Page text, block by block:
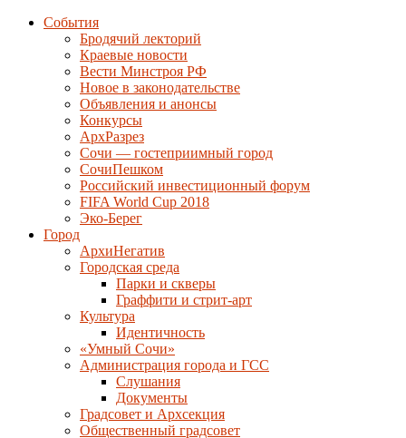
События
Бродячий лекторий
Краевые новости
Вести Минстроя РФ
Новое в законодательстве
Объявления и анонсы
Конкурсы
АрхРазрез
Сочи — гостеприимный город
СочиПешком
Российский инвестиционный форум
FIFA World Cup 2018
Эко-Берег
Город
АрхиНегатив
Городская среда
Парки и скверы
Граффити и стрит-арт
Культура
Идентичность
«Умный Сочи»
Администрация города и ГСС
Слушания
Документы
Градсовет и Архсекция
Общественный градсовет